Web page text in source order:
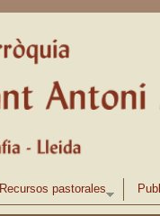
Recursos pastorales